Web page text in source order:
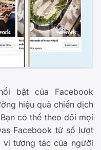
bật của Facebook
hiệu quả chiến dịch
có thể theo dõi mọi
Facebook từ số lượt
vi tương tác của người